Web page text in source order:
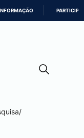
PARTICIPE
/